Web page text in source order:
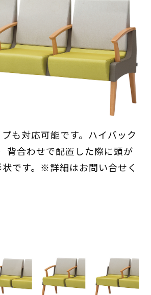
も対応可能です。ハイバック
背合わせで配置した際に頭が
です。※詳細はお問い合せく